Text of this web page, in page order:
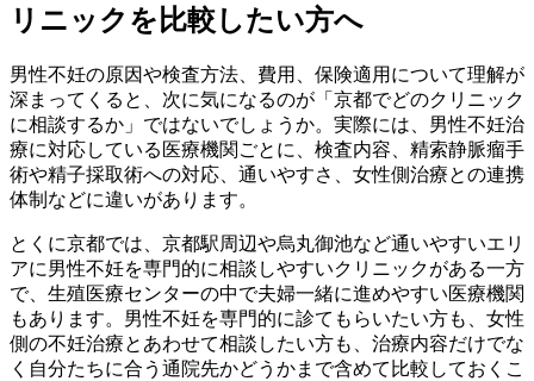
リニックを比較したい方へ
男性不妊の原因や検査方法、費用、保険適用について理解が
深まってくると、次に気になるのが「京都でどのクリニック
に相談するか」ではないでしょうか。実際には、男性不妊治
療に対応している医療機関ごとに、検査内容、精索静脈瘤手
術や精子採取術への対応、通いやすさ、女性側治療との連携
体制などに違いがあります。
とくに京都では、京都駅周辺や烏丸御池など通いやすいエリ
アに男性不妊を専門的に相談しやすいクリニックがある一方
で、生殖医療センターの中で夫婦一緒に進めやすい医療機関
もあります。男性不妊を専門的に診てもらいたい方も、女性
側の不妊治療とあわせて相談したい方も、治療内容だけでな
く自分たちに合う通院先かどうかまで含めて比較しておくこ